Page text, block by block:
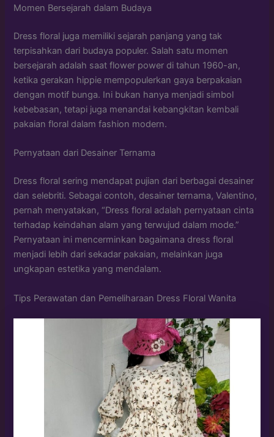
Momen Bersejarah dalam Budaya
Dress floral juga memiliki sejarah panjang yang tak
terpisahkan dari budaya populer. Salah satu momen
bersejarah adalah saat flower power di tahun 1960-an,
ketika gerakan hippie mempopulerkan gaya berpakaian
dengan motif bunga. Ini bukan hanya menjadi simbol
kebebasan, tetapi juga menandai kebangkitan kembali
pakaian floral dalam fashion modern.
Pernyataan dari Desainer Ternama
Dress floral sering mendapat pujian dari berbagai desainer
dan selebriti. Sebagai contoh, desainer ternama, Valentino,
pernah menyatakan, “Dress floral adalah pernyataan cinta
terhadap keindahan alam yang terwujud dalam mode.”
Pernyataan ini mencerminkan bagaimana dress floral
menjadi lebih dari sekadar pakaian, melainkan juga
ungkapan estetika yang mendalam.
Tips Perawatan dan Pemeliharaan Dress Floral Wanita